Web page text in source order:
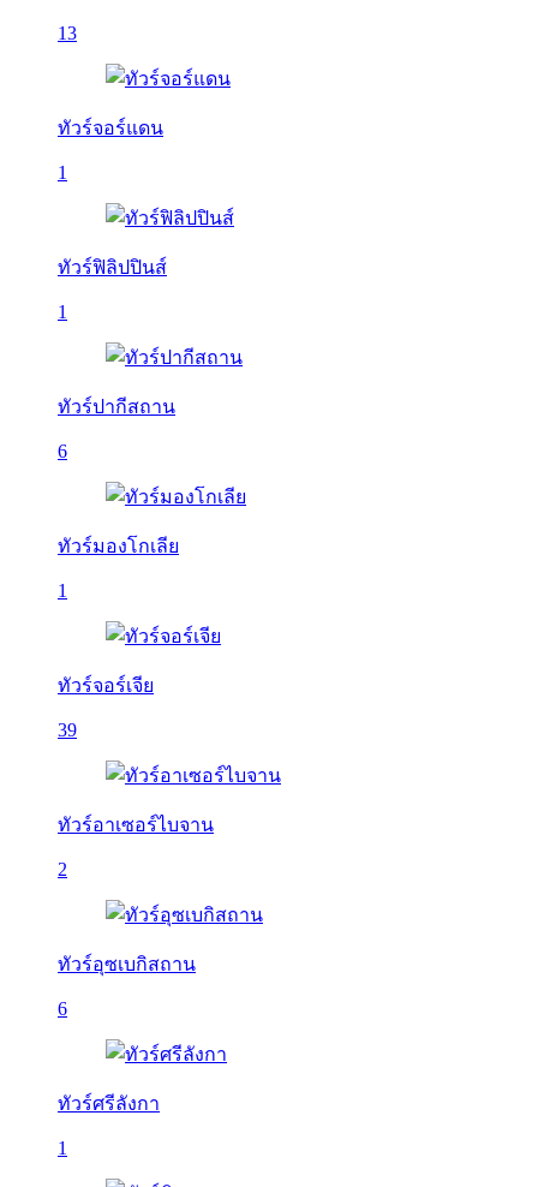
13
ทัวร์จอร์แดน
1
ทัวร์ฟิลิปปินส์
1
ทัวร์ปากีสถาน
6
ทัวร์มองโกเลีย
1
ทัวร์จอร์เจีย
39
ทัวร์อาเซอร์ไบจาน
2
ทัวร์อุซเบกิสถาน
6
ทัวร์ศรีลังกา
1